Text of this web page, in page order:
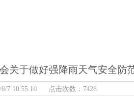
关于做好强降雨天气安全防
8/7 10:55:10 点击次数：7428